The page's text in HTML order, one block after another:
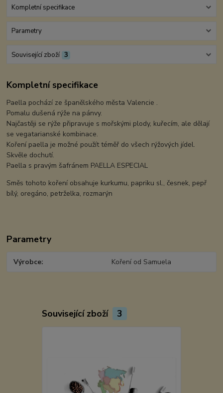
Kompletní specifikace
Parametry
Související zboží 3
Kompletní specifikace
Paella pochází ze španělského města Valencie .
Pomalu dušená rýže na pánvy.
Najčastěji se rýže připravuje s mořskými plody, kuřecím, ale dělají
se vegatarianské kombinace.
Koření paella je možné použít téměř do všech rýžových jídel.
Skvěle dochutí.
Paella s pravým šafránem PAELLA ESPECIAL
Směs tohoto koření obsahuje kurkumu, papriku sl., česnek, pepř
bílý, oregáno, petrželka, rozmarýn
Parametry
Výrobce Koření od Samuela
Související zboží 3